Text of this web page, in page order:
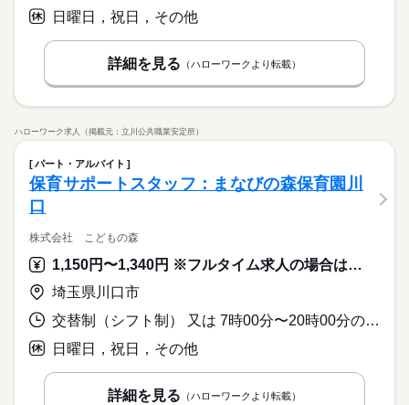
日曜日，祝日，その他
詳細を見る （ハローワークより転載）
ハローワーク求人（掲載元：立川公共職業安定所）
パート・アルバイト
保育サポートスタッフ：まなびの森保育園川
口
株式会社 こどもの森
1,150円〜1,340円 ※フルタイム求人の場合は月額（換算額）、パート求人の場合は時間額を表示しています。
埼玉県川口市
交替制（シフト制） 又は 7時00分〜20時00分の時間の間の5時間以上
日曜日，祝日，その他
詳細を見る （ハローワークより転載）